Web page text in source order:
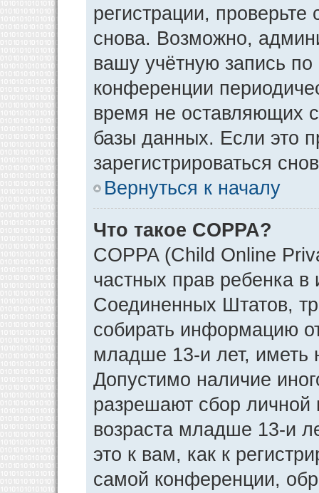
регистрации,
снова. Возможно,
вашу учётную запись
конференции
время не оставляющих
базы данных. Если это
зарегистрироваться
Вернуться к началу
Что такое COPPA?
COPPA (Child Online
частных прав ребенка в
Соединенных Штатов,
собирать информацию
младше 13-и лет, иметь
Допустимо наличие
разрешают сбор
возраста младше 13-и
это к вам, как к
самой конференции,